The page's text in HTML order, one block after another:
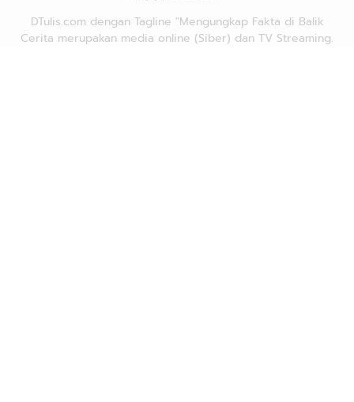
DTulis.com dengan Tagline "Mengungkap Fakta di Balik
Cerita merupakan media online (Siber) dan TV Streaming.